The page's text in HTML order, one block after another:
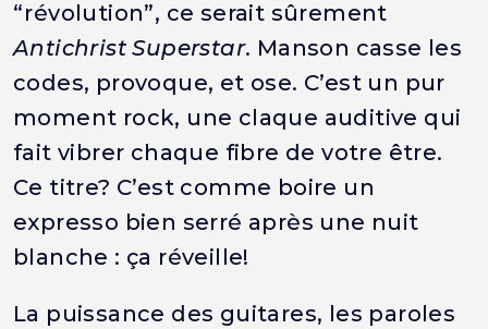
“révolution”, ce serait sûrement
Antichrist Superstar. Manson casse les
codes, provoque, et ose. C’est un pur
moment rock, une claque auditive qui
fait vibrer chaque fibre de votre être.
Ce titre? C’est comme boire un
expresso bien serré après une nuit
blanche : ça réveille!
La puissance des guitares, les paroles